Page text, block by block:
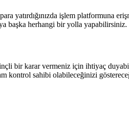
yatırdığınızda işlem platformuna
başka herhangi bir yolla yapabilirsiniz.
bir karar vermeniz için ihtiyaç
kontrol sahibi olabileceğinizi